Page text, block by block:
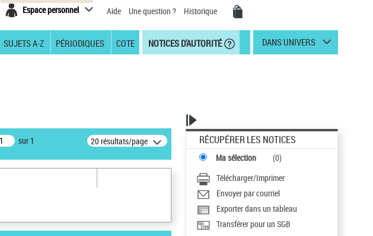
Espace personnel Aide Une question ? Historique
SUJETS A-Z PÉRIODIQUES COTE NOTICES D'AUTORITÉ DANS UNIVERS
sur 1 20 résultats/page RÉCUPÉRER LES NOTICES
Ma sélection (0)
Télécharger/Imprimer
Envoyer par courriel
Exporter dans un tableau
Transférer pour un SGB